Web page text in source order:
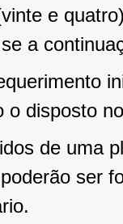
e
a
o disposto
de uma
ser